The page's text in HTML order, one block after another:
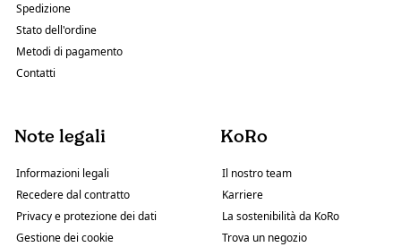
Spedizione
Stato dell'ordine
Metodi di pagamento
Contatti
Note legali
Informazioni legali
Recedere dal contratto
Privacy e protezione dei dati
Gestione dei cookie
KoRo
Il nostro team
Karriere
La sostenibilità da KoRo
Trova un negozio